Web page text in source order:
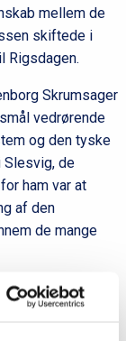
mellem de
skiftede i
Rigsdagen.
Skrumsager
vedrørende
og den tyske
Slesvig, de
ham var at
af den
de mange
af H.P. Hanssen
støttede